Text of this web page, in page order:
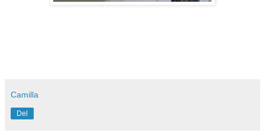
Camilla
Del